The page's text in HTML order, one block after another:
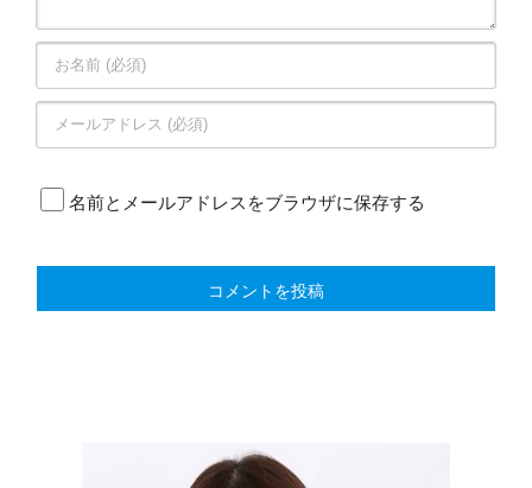
名前とメールアドレスをブラウザに保存する